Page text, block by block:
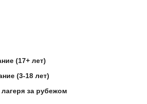
(17+ лет)
(3-18 лет)
за рубежом